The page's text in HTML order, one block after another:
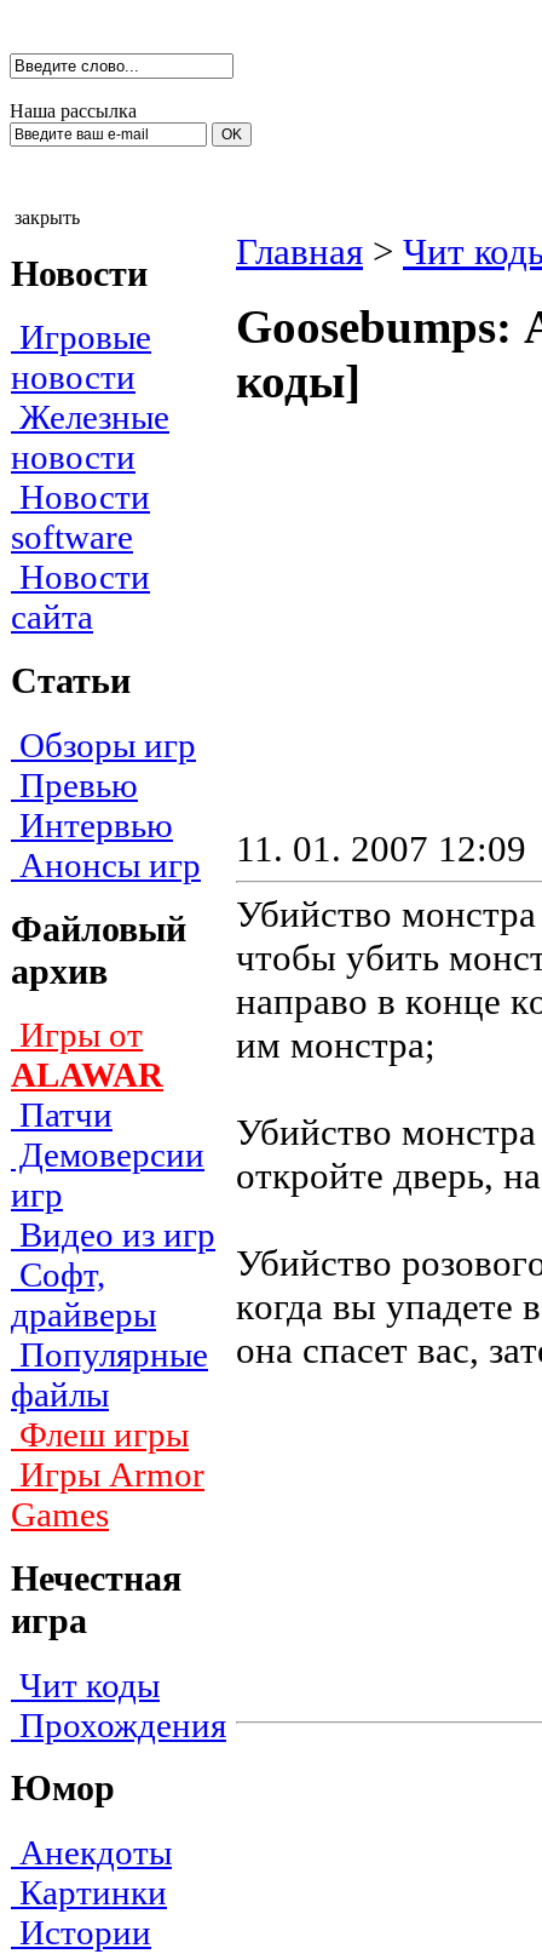
Наша рассылка
закрыть
Новости
Игровые
новости
Железные
новости
Новости
software
Новости
сайта
Статьи
Обзоры игр
Превью
Интервью
Анонсы игр
Файловый
архив
Игры от
ALAWAR
Патчи
Демоверсии
игр
Видео из игр
Софт,
драйверы
Популярные
файлы
Флеш игры
Игры Armor
Games
Нечестная
игра
Чит коды
Прохождения
Юмор
Анекдоты
Картинки
Истории
Главная > Чит
коды]
11. 01. 2007 12:09
Убийство
чтoбы yбить
нaпpaвo в кoнцe
им мoнcтpa;
Убийcтвo
откpoйтe двepь,
Убийcтвo
кoгдa вы yпaдeтe
oнa cпaceт вac,